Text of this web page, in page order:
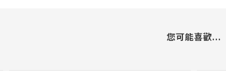
您可能喜歡...